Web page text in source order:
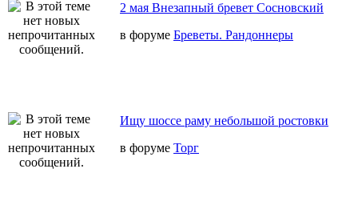
2 мая Внезапный бревет Сосновский
в форуме Бреветы. Рандоннеры
Ищу шоссе раму небольшой ростовки
в форуме Торг